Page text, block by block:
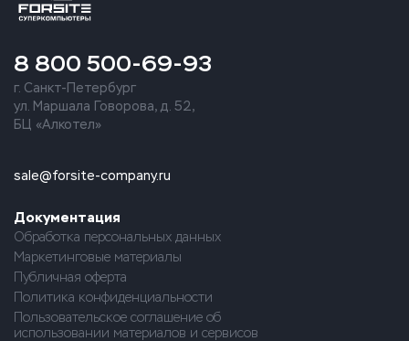
8 800 500-69-93
г. Санкт-Петербург
ул. Маршала Говорова, д. 52,
БЦ «Алкотел»
sale@forsite-company.ru
Документация
Обработка персональных данных
Маркетинговые материалы
Публичная оферта
Политика конфиденциальности
Пользовательское соглашение об
использовании материалов и сервисов